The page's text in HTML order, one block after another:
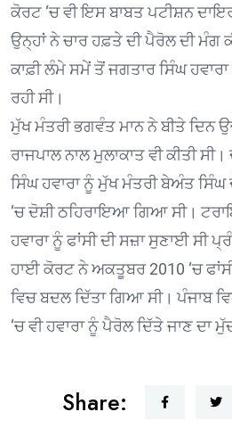
ਕੋਰਟ ‘ਚ ਵੀ ਇਸ ਬਾਬਤ ਪਟੀਸ਼ਨ
ਉਨ੍ਹਾਂ ਨੇ ਚਾਰ ਹਫ਼ਤੇ ਦੀ ਪੈਰੋਲ ਦੀ ਮੰਗ
ਕਾਫ਼ੀ ਲੰਮੇ ਸਮੇਂ ਤੋਂ ਜਗਤਾਰ ਸਿੰਘ ਹਵਾਰਾ
ਰਹੀ ਸੀ।
ਮੁੱਖ ਮੰਤਰੀ ਭਗਵੰਤ ਮਾਨ ਨੇ ਬੀਤੇ ਦਿਨ
ਰਾਜਪਾਲ ਨਾਲ ਮੁਲਾਕਾਤ ਵੀ ਕੀਤੀ
ਸਿੰਘ ਹਵਾਰਾ ਨੂੰ ਮੁੱਖ ਮੰਤਰੀ ਬੇਅੰਤ
‘ਚ ਦੋਸ਼ੀ ਠਹਿਰਾਇਆ ਗਿਆ ਸੀ।
ਹਵਾਰਾ ਨੂੰ ਫਾਂਸੀ ਦੀ ਸਜ਼ਾ ਸੁਣਾਈ ਸੀ
ਹਾਈ ਕੋਰਟ ਨੇ ਅਕਤੂਬਰ 2010 ‘ਚ
ਵਿਚ ਬਦਲ ਦਿੱਤਾ ਗਿਆ ਸੀ। ਪੰਜਾਬ
‘ਚ ਵੀ ਹਵਾਰਾ ਨੂੰ ਪੈਰੋਲ ਦਿੱਤੇ ਜਾਣ ਦਾ
Share: